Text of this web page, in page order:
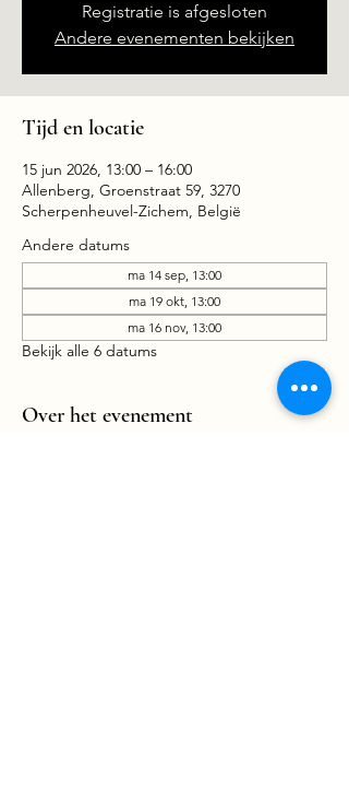
Registratie is afgesloten
Andere evenementen bekijken
Tijd en locatie
15 jun 2026, 13:00 – 16:00
Allenberg, Groenstraat 59, 3270
Scherpenheuvel-Zichem, België
Andere datums
ma 14 sep, 13:00
ma 19 okt, 13:00
ma 16 nov, 13:00
Bekijk alle 6 datums
Over het evenement